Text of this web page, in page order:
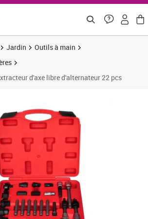
Jardin
Outils à main
d'axe libre d'alternateur 22 pcs